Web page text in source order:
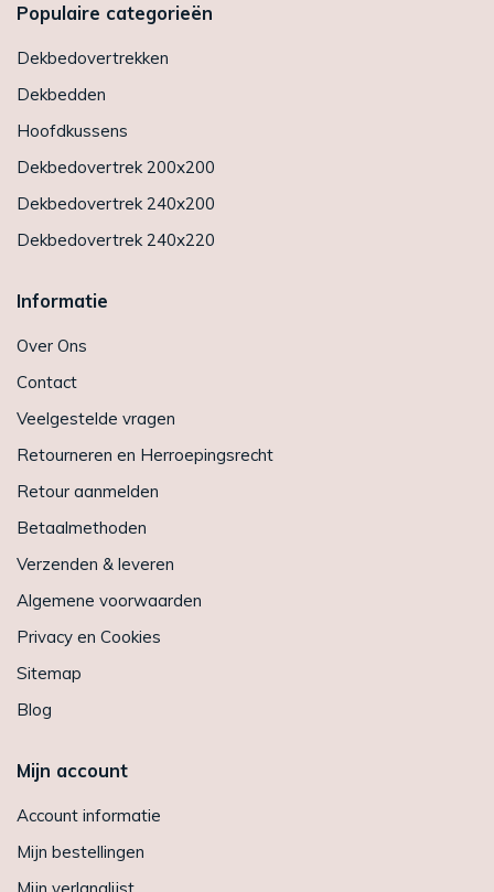
Populaire categorieën
Dekbedovertrekken
Dekbedden
Hoofdkussens
Dekbedovertrek 200x200
Dekbedovertrek 240x200
Dekbedovertrek 240x220
Informatie
Over Ons
Contact
Veelgestelde vragen
Retourneren en Herroepingsrecht
Retour aanmelden
Betaalmethoden
Verzenden & leveren
Algemene voorwaarden
Privacy en Cookies
Sitemap
Blog
Mijn account
Account informatie
Mijn bestellingen